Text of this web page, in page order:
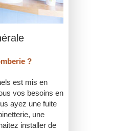
?
est mis en
vos besoins en
ayez une fuite
une
installer de